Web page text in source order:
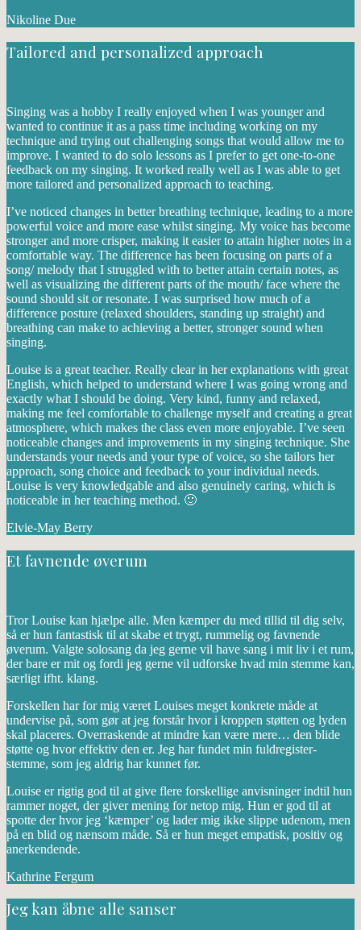
Nikoline Due
Tailored and personalized approach
Singing was a hobby I really enjoyed when I was younger and
wanted to continue it as a pass time including working on my
technique and trying out challenging songs that would allow me to
improve. I wanted to do solo lessons as I prefer to get one-to-one
feedback on my singing. It worked really well as I was able to get
more tailored and personalized approach to teaching.
I’ve noticed changes in better breathing technique, leading to a more
powerful voice and more ease whilst singing. My voice has become
stronger and more crisper, making it easier to attain higher notes in a
comfortable way. The difference has been focusing on parts of a
song/ melody that I struggled with to better attain certain notes, as
well as visualizing the different parts of the mouth/ face where the
sound should sit or resonate. I was surprised how much of a
difference posture (relaxed shoulders, standing up straight) and
breathing can make to achieving a better, stronger sound when
singing.
Louise is a great teacher. Really clear in her explanations with great
English, which helped to understand where I was going wrong and
exactly what I should be doing. Very kind, funny and relaxed,
making me feel comfortable to challenge myself and creating a great
atmosphere, which makes the class even more enjoyable. I’ve seen
noticeable changes and improvements in my singing technique. She
understands your needs and your type of voice, so she tailors her
approach, song choice and feedback to your individual needs.
Louise is very knowledgable and also genuinely caring, which is
noticeable in her teaching method. 🙂
Elvie-May Berry
Et favnende øverum
Tror Louise kan hjælpe alle. Men kæmper du med tillid til dig selv,
så er hun fantastisk til at skabe et trygt, rummelig og favnende
øverum. Valgte solosang da jeg gerne vil have sang i mit liv i et rum,
der bare er mit og fordi jeg gerne vil udforske hvad min stemme kan,
særligt ifht. klang.
Forskellen har for mig været Louises meget konkrete måde at
undervise på, som gør at jeg forstår hvor i kroppen støtten og lyden
skal placeres. Overraskende at mindre kan være mere… den blide
støtte og hvor effektiv den er. Jeg har fundet min fuldregister-
stemme, som jeg aldrig har kunnet før.
Louise er rigtig god til at give flere forskellige anvisninger indtil hun
rammer noget, der giver mening for netop mig. Hun er god til at
spotte der hvor jeg ‘kæmper’ og lader mig ikke slippe udenom, men
på en blid og nænsom måde. Så er hun meget empatisk, positiv og
anerkendende.
Kathrine Fergum
Jeg kan åbne alle sanser